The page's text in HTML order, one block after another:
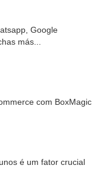
Google
más...
com BoxMagic
é um fator crucial